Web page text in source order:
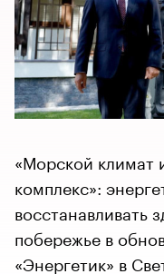
«Морской климат
комплекс»:
восстанавливать
побережье в
«Энергетик» в